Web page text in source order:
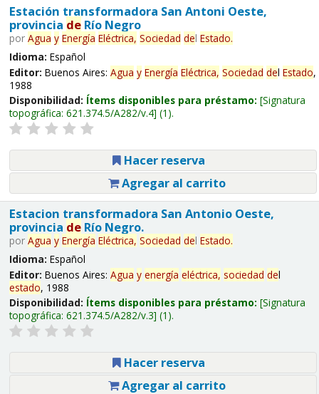
Estación transformadora San Antoni Oeste,
provincia deRío Negro
por Agua y Energía Eléctrica, Sociedad del Estado.
Idioma: Español
Editor: Buenos Aires: Agua y Energía Eléctrica, Sociedad del Estado,
1988
Disponibilidad: Ítems disponibles para préstamo: Signatura
topográfica: 621.374.5/A282/v.4 (1).
Hacer reserva
Agregar al carrito
Estacion transformadora San Antonio Oeste,
provincia deRío Negro.
por Agua y Energía Eléctrica, Sociedad del Estado.
Idioma: Español
Editor: Buenos Aires: Agua y energía eléctrica, sociedad del
estado, 1988
Disponibilidad: Ítems disponibles para préstamo: Signatura
topográfica: 621.374.5/A282/v.3 (1).
Hacer reserva
Agregar al carrito